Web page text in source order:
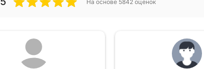
На основе 5842 оценок